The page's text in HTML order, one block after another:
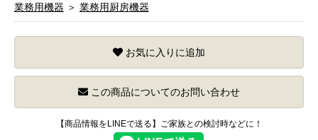
業務用機器 ＞ 業務用厨房機器
お気に入りに追加
この商品についてのお問い合わせ
【商品情報をLINEで送る】ご家族との検討時などに！